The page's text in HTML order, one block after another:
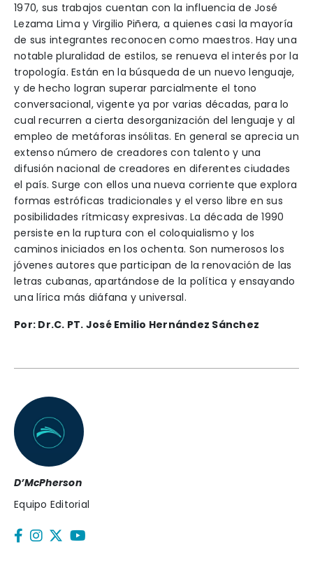
1970, sus trabajos cuentan con la influencia de José
Lezama Lima y Virgilio Piñera, a quienes casi la mayoría
de sus integrantes reconocen como maestros. Hay una
notable pluralidad de estilos, se renueva el interés por la
tropología. Están en la búsqueda de un nuevo lenguaje,
y de hecho logran superar parcialmente el tono
conversacional, vigente ya por varias décadas, para lo
cual recurren a cierta desorganización del lenguaje y al
empleo de metáforas insólitas. En general se aprecia un
extenso número de creadores con talento y una
difusión nacional de creadores en diferentes ciudades
el país. Surge con ellos una nueva corriente que explora
formas estróficas tradicionales y el verso libre en sus
posibilidades rítmicasy expresivas. La década de 1990
persiste en la ruptura con el coloquialismo y los
caminos iniciados en los ochenta. Son numerosos los
jóvenes autores que participan de la renovación de las
letras cubanas, apartándose de la política y ensayando
una lírica más diáfana y universal.
Por: Dr.C. PT. José Emilio Hernández Sánchez
D’McPherson
Equipo Editorial